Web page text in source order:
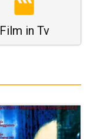
Film in Tv